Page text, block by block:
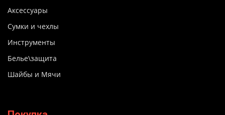
Аксессуары
Сумки и чехлы
Инструменты
Белье\защита
Шайбы и Мячи